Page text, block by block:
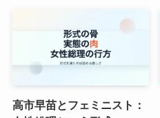
高市早苗とフェミニスト：